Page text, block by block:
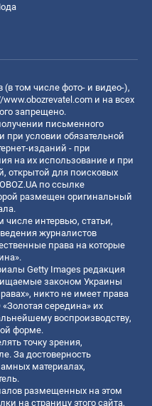
том числе фото- и видео-),
www.obozrevatel.com и на всех
запрещено.
письменного
при условии обязательной
изданий - при
на их использование и при
открытой для поисковых
по ссылке
размещен оригинальный
числе интервью, статьи,
журналистов
права на которые
Getty Images редакция
законом Украины
никто не имеет права
середина» их
воспроизводству,
форме.
точку зрения,
За достоверность
материалах,
размещенных на этом
на страницу этого сайта,